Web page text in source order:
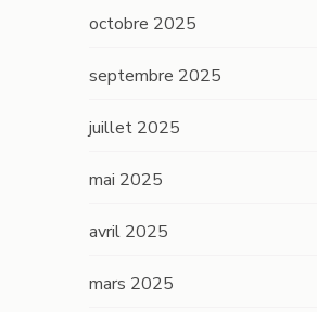
octobre 2025
septembre 2025
juillet 2025
mai 2025
avril 2025
mars 2025